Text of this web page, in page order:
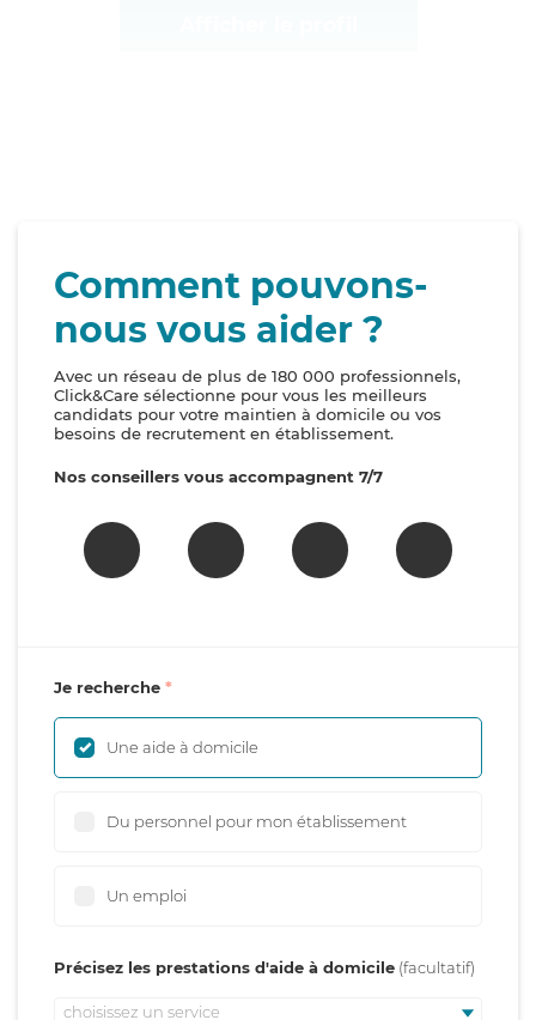
Comment pouvons-
nous vous aider ?
Avec un réseau de plus de 180 000 professionnels,
Click&Care sélectionne pour vous les meilleurs
candidats pour votre maintien à domicile ou vos
besoins de recrutement en établissement.
Nos conseillers vous accompagnent 7/7
Je recherche
Une aide à domicile
Du personnel pour mon établissement
Un emploi
Précisez les prestations d'aide à domicile
choisissez un service